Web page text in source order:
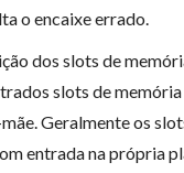
o encaixe errado.
dos slots de
slots de
Geralmente os
entrada na própria